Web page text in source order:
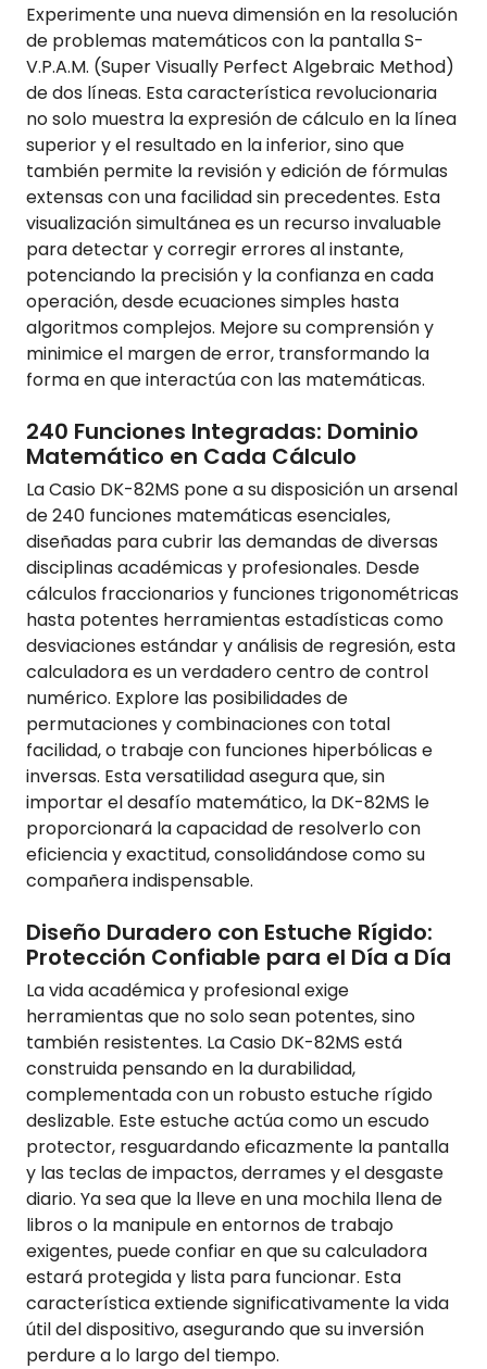
Experimente una nueva dimensión en la resolución
de problemas matemáticos con la pantalla S-
V.P.A.M. (Super Visually Perfect Algebraic Method)
de dos líneas. Esta característica revolucionaria
no solo muestra la expresión de cálculo en la línea
superior y el resultado en la inferior, sino que
también permite la revisión y edición de fórmulas
extensas con una facilidad sin precedentes. Esta
visualización simultánea es un recurso invaluable
para detectar y corregir errores al instante,
potenciando la precisión y la confianza en cada
operación, desde ecuaciones simples hasta
algoritmos complejos. Mejore su comprensión y
minimice el margen de error, transformando la
forma en que interactúa con las matemáticas.
240 Funciones Integradas: Dominio
Matemático en Cada Cálculo
La Casio DK-82MS pone a su disposición un arsenal
de 240 funciones matemáticas esenciales,
diseñadas para cubrir las demandas de diversas
disciplinas académicas y profesionales. Desde
cálculos fraccionarios y funciones trigonométricas
hasta potentes herramientas estadísticas como
desviaciones estándar y análisis de regresión, esta
calculadora es un verdadero centro de control
numérico. Explore las posibilidades de
permutaciones y combinaciones con total
facilidad, o trabaje con funciones hiperbólicas e
inversas. Esta versatilidad asegura que, sin
importar el desafío matemático, la DK-82MS le
proporcionará la capacidad de resolverlo con
eficiencia y exactitud, consolidándose como su
compañera indispensable.
Diseño Duradero con Estuche Rígido:
Protección Confiable para el Día a Día
La vida académica y profesional exige
herramientas que no solo sean potentes, sino
también resistentes. La Casio DK-82MS está
construida pensando en la durabilidad,
complementada con un robusto estuche rígido
deslizable. Este estuche actúa como un escudo
protector, resguardando eficazmente la pantalla
y las teclas de impactos, derrames y el desgaste
diario. Ya sea que la lleve en una mochila llena de
libros o la manipule en entornos de trabajo
exigentes, puede confiar en que su calculadora
estará protegida y lista para funcionar. Esta
característica extiende significativamente la vida
útil del dispositivo, asegurando que su inversión
perdure a lo largo del tiempo.